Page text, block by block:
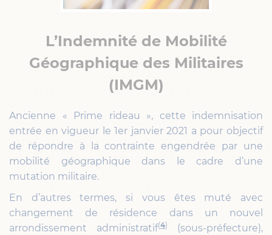
L’Indemnité de Mobilité
Géographique des Militaires
(IMGM)
Ancienne « Prime rideau », cette indemnisation
entrée en vigueur le 1er janvier 2021 a pour objectif
de répondre à la contrainte engendrée par une
mobilité géographique dans le cadre d’une
mutation militaire.
En d’autres termes, si vous êtes muté avec
changement de résidence dans un nouvel
arrondissement administratif(4)
(sous-préfecture),